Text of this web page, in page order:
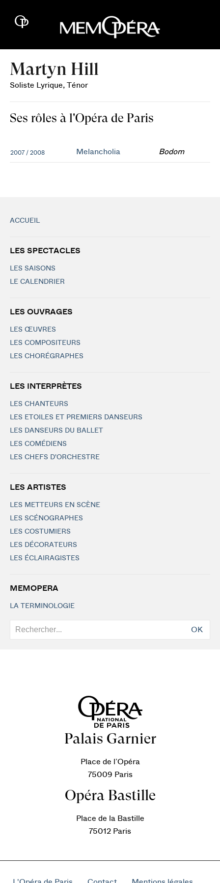
Martyn Hill
Soliste Lyrique, Ténor
Ses rôles à l'Opéra de Paris
2007 / 2008 Melancholia Bodom
ACCUEIL
LES SPECTACLES
LES SAISONS
LE CALENDRIER
LES OUVRAGES
LES ŒUVRES
LES COMPOSITEURS
LES CHORÉGRAPHES
LES INTERPRÈTES
LES CHANTEURS
LES ETOILES ET PREMIERS DANSEURS
LES DANSEURS DU BALLET
LES COMÉDIENS
LES CHEFS D'ORCHESTRE
LES ARTISTES
LES METTEURS EN SCÈNE
LES SCÉNOGRAPHES
LES COSTUMIERS
LES DÉCORATEURS
LES ÉCLAIRAGISTES
MEMOPERA
LA TERMINOLOGIE
OK
Palais Garnier
Place de l’Opéra
75009 Paris
Opéra Bastille
Place de la Bastille
75012 Paris